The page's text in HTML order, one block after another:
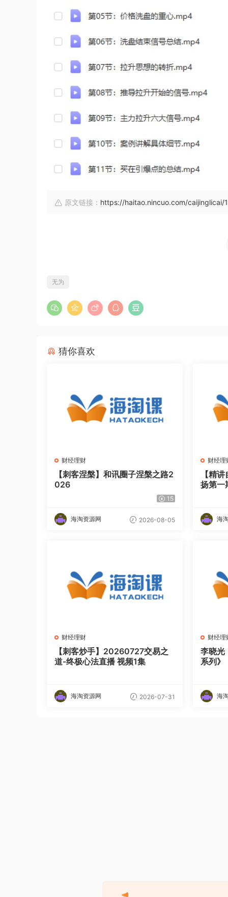
原文链接： https://haitao.nincuo.com/caijinglicai/
无为
猜你喜欢
财经理财
【刺客涅槃】和讯圈子涅槃之路2
026
15
海淘资源网 2026-08-05
财经理
【精
扬第
海
财经理财
【刺客炒手】20260727交易之
道-终极心法直播 视频1集
海淘资源网 2026-07-31
财经理
李晓光
系列》
海